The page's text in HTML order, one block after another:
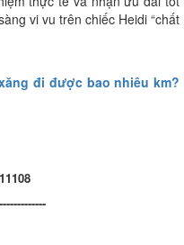
vi vu trên chiếc Heidi “chất
đi được bao nhiêu km?